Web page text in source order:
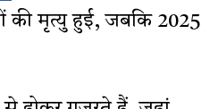
की मृत्यु हुई, जबकि 2025